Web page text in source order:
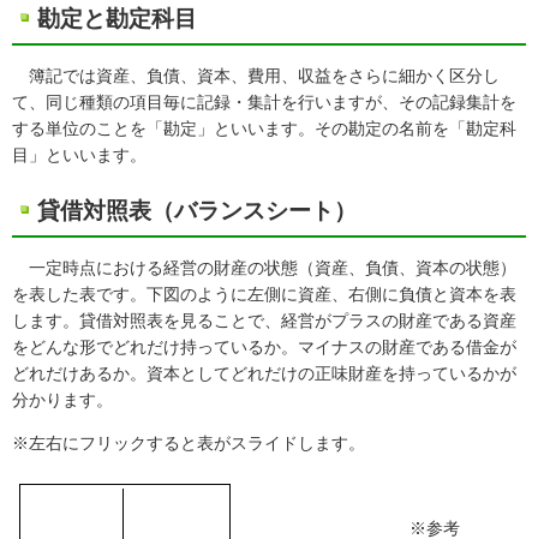
勘定と勘定科目
簿記では資産、負債、資本、費用、収益をさらに細かく区分し
て、同じ種類の項目毎に記録・集計を行いますが、その記録集計を
する単位のことを「勘定」といいます。その勘定の名前を「勘定科
目」といいます。
貸借対照表（バランスシート）
一定時点における経営の財産の状態（資産、負債、資本の状態）
を表した表です。下図のように左側に資産、右側に負債と資本を表
します。貸借対照表を見ることで、経営がプラスの財産である資産
をどんな形でどれだけ持っているか。マイナスの財産である借金が
どれだけあるか。資本としてどれだけの正味財産を持っているかが
分かります。
※左右にフリックすると表がスライドします。
※参考